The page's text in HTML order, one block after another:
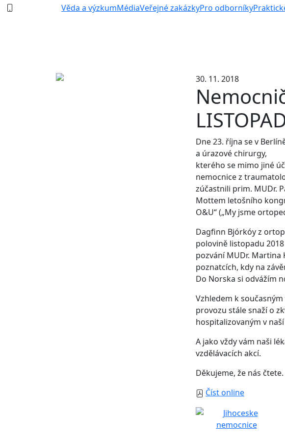
Věda a výzkumMédiaVeřejné zakázkyPro odborníky
30. 11. 2018
Dne 23. října se v
a úrazové chirurgy,
kterého se mimo jiné
nemocnice z
zúčastnili prim. MUDr.
Mottem letošního
O&U“ („My jsme
Dagfinn Bjórkóy z
polovině listopadu
pozvání MUDr. Martina
poznatcích, kdy na
Do Norska si odvážím
Vzhledem k
provozu stále snaží o
hospitalizovaným v
A jako vždy vám naši
vzdělávacích akcí.
Děkujeme, že nás čtete.
Číst online